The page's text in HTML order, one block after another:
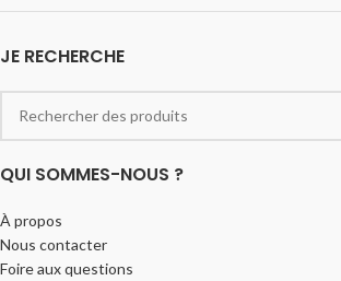
JE RECHERCHE
QUI SOMMES-NOUS ?
À propos
Nous contacter
Foire aux questions